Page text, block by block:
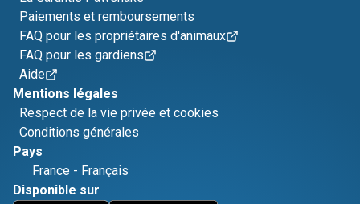
Paiements et remboursements
FAQ pour les propriétaires d'animaux
FAQ pour les gardiens
Aide
Mentions légales
Respect de la vie privée et cookies
Conditions générales
Pays
France - Français
Disponible sur